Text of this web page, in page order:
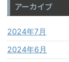
アーカイブ
2024年7月
2024年6月